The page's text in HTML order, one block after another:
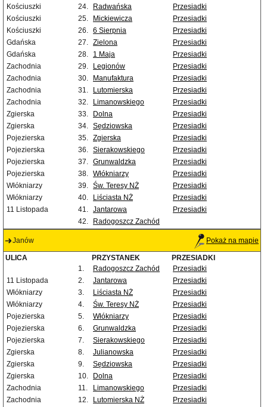
Kościuszki
24. Radwańska
Przesiadki
Kościuszki
25. Mickiewicza
Przesiadki
Kościuszki
26. 6 Sierpnia
Przesiadki
Gdańska
27. Zielona
Przesiadki
Gdańska
28. 1 Maja
Przesiadki
Zachodnia
29. Legionów
Przesiadki
Zachodnia
30. Manufaktura
Przesiadki
Zachodnia
31. Lutomierska
Przesiadki
Zachodnia
32. Limanowskiego
Przesiadki
Zgierska
33. Dolna
Przesiadki
Zgierska
34. Sędziowska
Przesiadki
Pojezierska
35. Zgierska
Przesiadki
Pojezierska
36. Sierakowskiego
Przesiadki
Pojezierska
37. Grunwaldzka
Przesiadki
Pojezierska
38. Włókniarzy
Przesiadki
Włókniarzy
39. Św. Teresy NŻ
Przesiadki
Włókniarzy
40. Liściasta NŻ
Przesiadki
11 Listopada
41. Jantarowa
Przesiadki
42.
Radogoszcz Zachód
Janów Pokaż na mapie
ULICA PRZYSTANEK
PRZESIADKI
1.
Radogoszcz Zachód
Przesiadki
11 Listopada
2. Jantarowa
Przesiadki
Włókniarzy
3. Liściasta NŻ
Przesiadki
Włókniarzy
4. Św. Teresy NŻ
Przesiadki
Pojezierska
5. Włókniarzy
Przesiadki
Pojezierska
6. Grunwaldzka
Przesiadki
Pojezierska
7. Sierakowskiego
Przesiadki
Zgierska
8. Julianowska
Przesiadki
Zgierska
9. Sędziowska
Przesiadki
Zgierska
10. Dolna
Przesiadki
Zachodnia
11. Limanowskiego
Przesiadki
Zachodnia
12. Lutomierska NŻ
Przesiadki